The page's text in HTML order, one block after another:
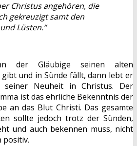
Christus angehören, die
gekreuzigt samt den
Lüsten.“
der Gläubige seinen alten
und in Sünde fällt, dann lebt er
seiner Neuheit in Christus. Der
ist das ehrliche Bekenntnis der
an das Blut Christi. Das gesamte
sollte jedoch trotz der Sünden,
und auch bekennen muss, nicht
positiv.